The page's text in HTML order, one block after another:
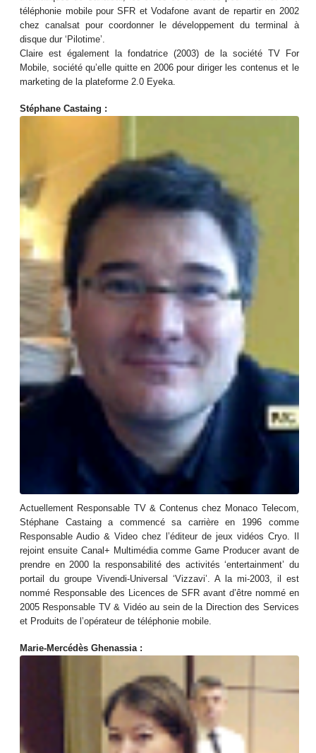
téléphonie mobile pour SFR et Vodafone avant de repartir en 2002
chez canalsat pour coordonner le développement du terminal à
disque dur ‘Pilotime’.
Claire est également la fondatrice (2003) de la société TV For
Mobile, société qu’elle quitte en 2006 pour diriger les contenus et le
marketing de la plateforme 2.0 Eyeka.
Stéphane Castaing :
Actuellement Responsable TV & Contenus chez Monaco Telecom,
Stéphane Castaing a commencé sa carrière en 1996 comme
Responsable Audio & Video chez l’éditeur de jeux vidéos Cryo. Il
rejoint ensuite Canal+ Multimédia comme Game Producer avant de
prendre en 2000 la responsabilité des activités ‘entertainment’ du
portail du groupe Vivendi-Universal ‘Vizzavi’. A la mi-2003, il est
nommé Responsable des Licences de SFR avant d’être nommé en
2005 Responsable TV & Vidéo au sein de la Direction des Services
et Produits de l’opérateur de téléphonie mobile.
Marie-Mercédès Ghenassia :